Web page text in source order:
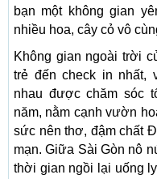
bạn một không gian
nhiều hoa, cây cỏ vô
Không gian ngoài trời
trẻ đến check in nhất,
nhau được chăm sóc
năm, nằm cạnh vườn
sức nên thơ, đậm chất
mạn. Giữa Sài Gòn nô
thời gian ngồi lại uống